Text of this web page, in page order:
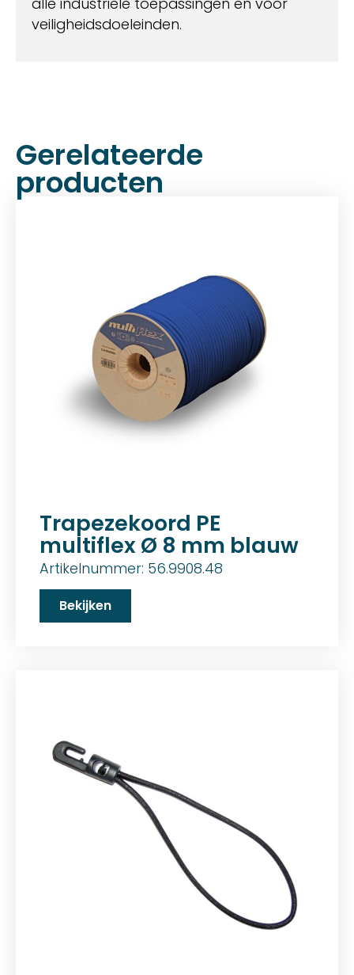
veiligheidsdoeleinden.
Gerelateerde
producten
Trapezekoord PE
multiflex Ø 8 mm blauw
Artikelnummer: 56.9908.48
Bekijken